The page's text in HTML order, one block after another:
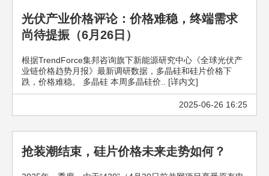
光伏产业价格评论：价格难稳，终端需求
尚待提振（6月26日）
根据TrendForce集邦咨询旗下新能源研究中心《全球光伏产
业链价格趋势月报》最新调研数据，多晶硅和硅片价格下
跌，价格难稳。 多晶硅 本周多晶硅价.. [详内文]
2025-06-26 16:25
抢装潮结束，硅片价格未来走势如何？